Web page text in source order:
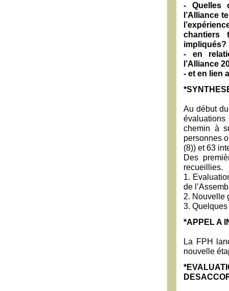
- Quelles
l’Alliance
chantiers
impliqués?
- en
l’Alliance
- et en lien
Au début
chemin à
personnes
(8)) et 63
Des
recueillies.
1.
de
2. Nouvelle
3.
*APPEL A
La FPH
nouvelle